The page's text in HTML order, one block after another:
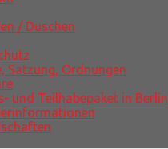
/ Duschen
Satzung, Ordnungen
und Teilhabepaket in Berlin